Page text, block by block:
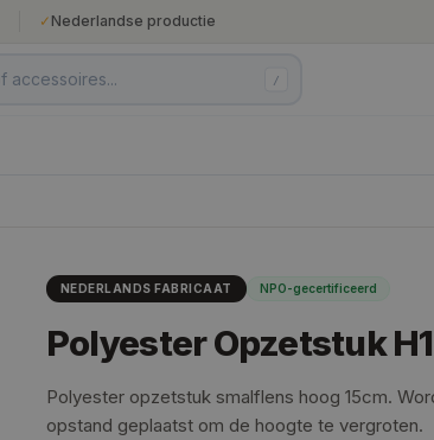
✓ Nederlandse productie
/
NEDERLANDS FABRICAAT NPO-gecertificeerd
Polyester Opzetstuk
Polyester opzetstuk smalflens hoog 15cm.
opstand geplaatst om de hoogte te vergroten.